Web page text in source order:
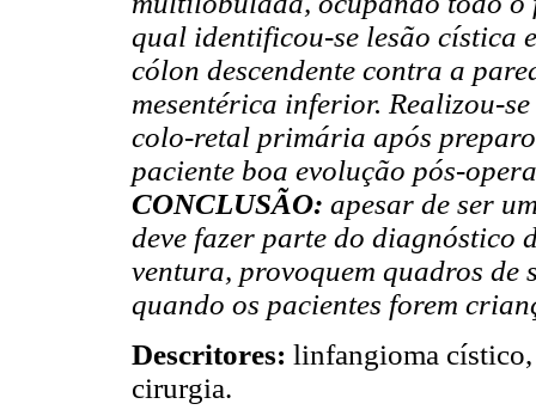
qual identificou-se lesão cística
cólon descendente contra a
mesentérica inferior. Realizou-
colo-retal primária após
paciente boa evolução pós-
CONCLUSÃO: apesar de ser
deve fazer parte do diagnóstico
ventura, provoquem quadros
quando os pacientes forem
Descritores: linfangioma
cirurgia.